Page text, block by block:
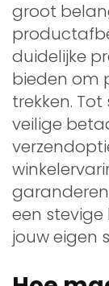
groot
duidelijke
bieden om
trekken.
veilige
een
jouw eigen